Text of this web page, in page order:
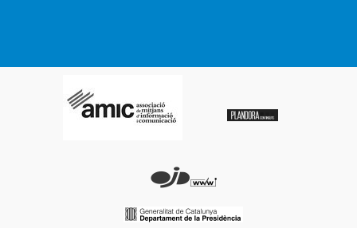
Cervera, a punt per a una nova edició
de la Fira del Pa i el Cereal